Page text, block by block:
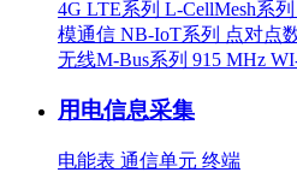
4G LTE系列 L-CellMesh系列
模通信 NB-IoT系列 点对点
无线M-Bus系列 915 MHz
用电信息采集
电能表 通信单元 终端